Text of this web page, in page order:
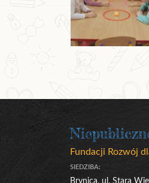
Fundacji Rozwój
SIEDZIBA:
Brynica, ul. Stara